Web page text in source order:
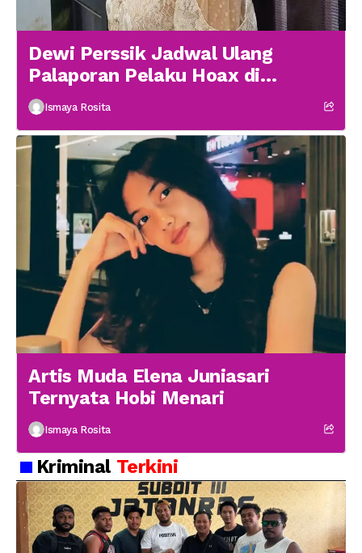
Dewi Perssik Jadwal Ulang
Palaporan Pelaku Hoax di
Medsos
Ismaya Rosita
Artis Muda Elena Juniasari
Ternyata Hobi Menari
Ismaya Rosita
Kriminal Terkini